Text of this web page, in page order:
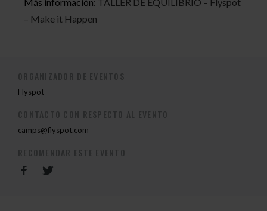
– Make it Happen
Flyspot
camps@flyspot.com